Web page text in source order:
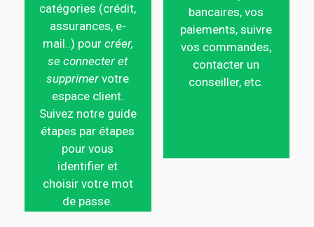
catégories (crédit,
assurances, e-
mail..) pour créer,
se connecter et
supprimer votre
espace client.
Suivez notre guide
étapes par étapes
pour vous
identifier et
choisir votre mot
de passe.
bancaires, vos
paiements, suivre
vos commandes,
contacter un
conseiller, etc.